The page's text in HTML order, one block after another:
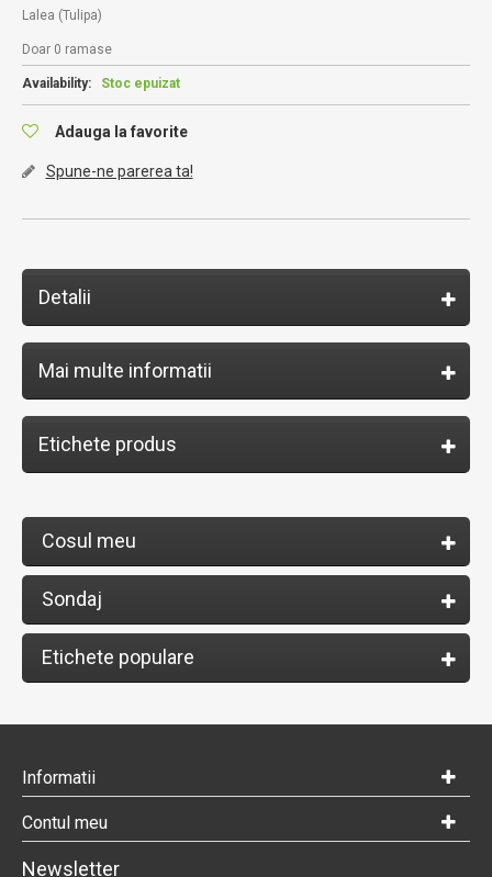
Lalea (Tulipa)
Doar 0 ramase
Availability: Stoc epuizat
Adauga la favorite
Spune-ne parerea ta!
Detalii
Mai multe informatii
Etichete produs
Cosul meu
Sondaj
Etichete populare
Informatii
Contul meu
Newsletter